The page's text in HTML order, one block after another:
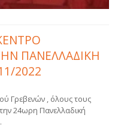
ΠΑΝΕΛΛΑΔΙΚΗ
2022
Γρεβενών , όλους τους
24ωρη Πανελλαδική